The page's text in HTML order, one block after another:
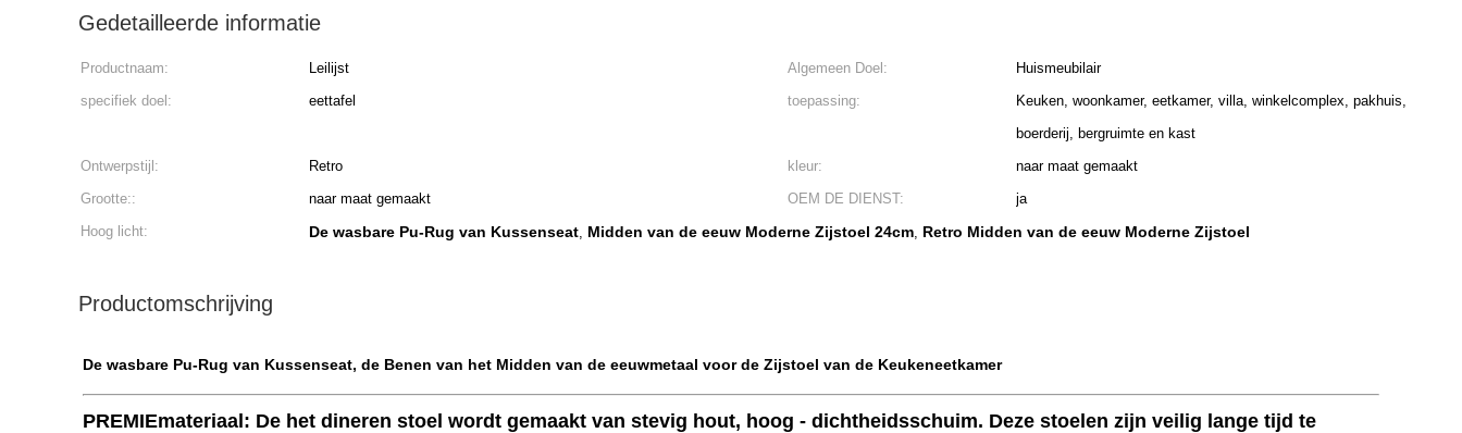
Gedetailleerde informatie
Productnaam: Leilijst Algemeen Doel:
Huismeubilair
specifiek doel:
eettafel toepassing:
Keuken, woonkamer, eetkamer, villa, winkelcomplex, pakhuis,
boerderij, bergruimte en kast
Ontwerpstijl:
Retro kleur:
naar maat gemaakt
Grootte::
naar maat gemaakt OEM DE DIENST:
ja
Hoog licht:
De wasbare Pu-Rug van Kussenseat, Midden van de eeuw Moderne Zijstoel 24cm, Retro Midden van de eeuw Moderne Zijstoel
Productomschrijving
De wasbare Pu-Rug van Kussenseat, de Benen van het Midden van de eeuwmetaal voor de Zijstoel van de Keukeneetkamer
PREMIEmateriaal : De het dineren stoel wordt gemaakt van stevig hout, hoog - dichtheidsschuim. Deze stoelen zijn veilig lange tijd te